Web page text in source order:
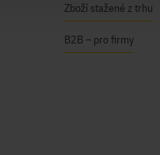
Zboží stažené z trhu
B2B – pro firmy